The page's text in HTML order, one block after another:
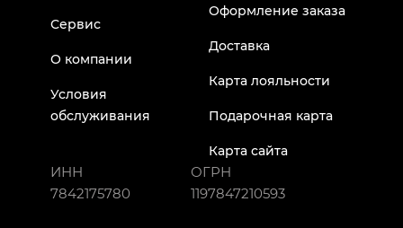
Сервис
О компании
Условия
обслуживания
Оформление заказа
Доставка
Карта лояльности
Подарочная карта
Карта сайта
ИНН
7842175780
ОГРН
1197847210593